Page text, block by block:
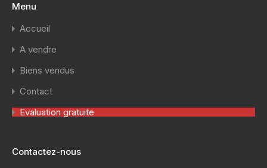
Menu
Accueil
A vendre
Biens vendus
Contact
Evaluation gratuite
Contactez-nous